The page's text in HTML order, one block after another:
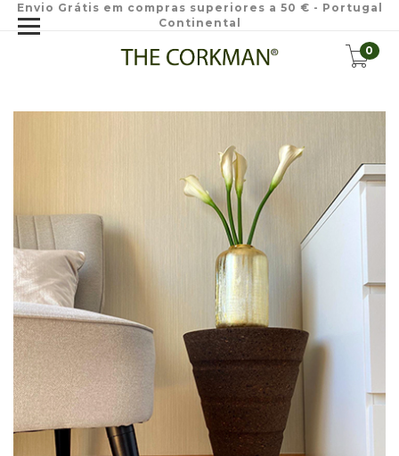
Envio Grátis em compras superiores a 50 € - Portugal
Continental
0